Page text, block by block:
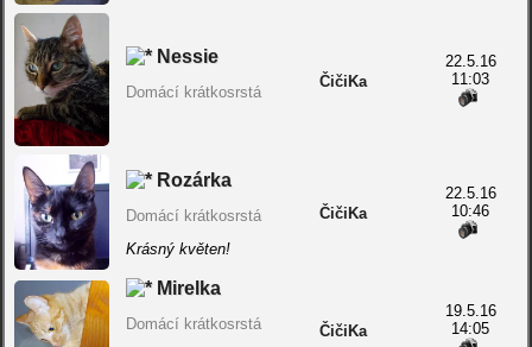
Nessie
Domácí krátkosrstá
ČičiKa
22.5.16
11:03
Rozárka
Domácí krátkosrstá
Krásný květen!
ČičiKa
22.5.16
10:46
Mirelka
Domácí krátkosrstá
ČičiKa
19.5.16
14:05